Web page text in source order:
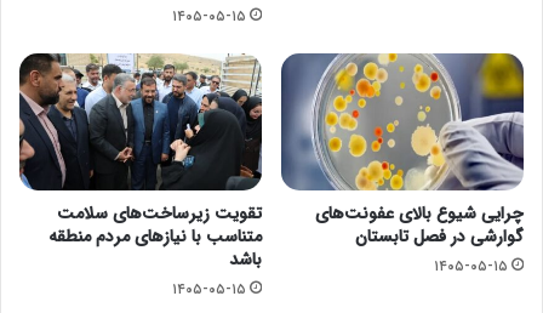
۱۴۰۵-۰۵-۱۵
چرایی شیوع بالای عفونت‌های
گوارشی در فصل تابستان
۱۴۰۵-۰۵-۱۵
تقویت زیرساخت‌های سلامت
متناسب با نیازهای مردم منطقه
باشد
۱۴۰۵-۰۵-۱۵